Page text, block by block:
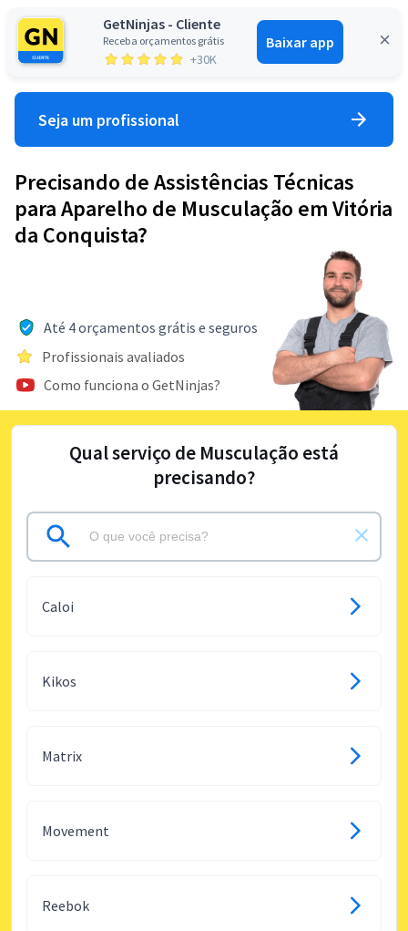
GetNinjas - Cliente
Receba orçamentos grátis
+30K
Baixar app
Entrar
Seja um profissional
Precisando de Assistências Técnicas
para Aparelho de Musculação em Vitória
da Conquista?
Até 4 orçamentos grátis e seguros
Profissionais avaliados
Como funciona o GetNinjas?
Qual serviço de Musculação está
precisando?
Caloi
Kikos
Matrix
Movement
Reebok